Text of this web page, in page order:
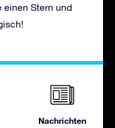
einen Stern und
Nachrichten